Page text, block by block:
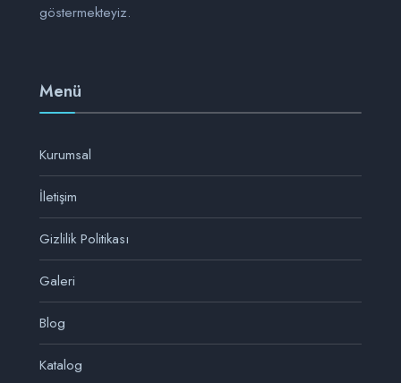
göstermekteyiz.
Menü
Kurumsal
İletişim
Gizlilik Politikası
Galeri
Blog
Katalog